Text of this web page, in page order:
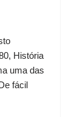
História
uma das
fácil